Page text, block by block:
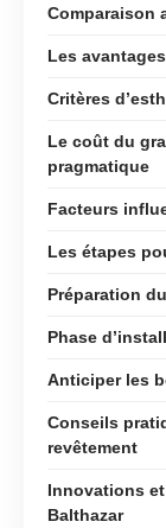
Comparaison
Les
Critères
Le coût du
pragmatique
Facteurs
Les étapes
Préparation
Phase
Anticiper les
Conseils
revêtement
Innovations
Balthazar